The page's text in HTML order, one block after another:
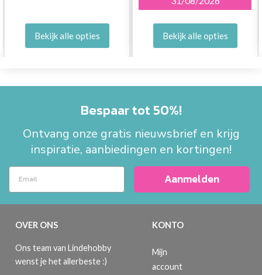
Bekijk alle opties Bekijk alle opties
Bespaar tot 50%!
Ontvang onze gratis nieuwsbrief en krijg
inspiratie, aanbiedingen en kortingen!
Aanmelden
OVER ONS
Ons team van Lindehobby
wenst je het allerbeste :)
KONTO
Mijn
account